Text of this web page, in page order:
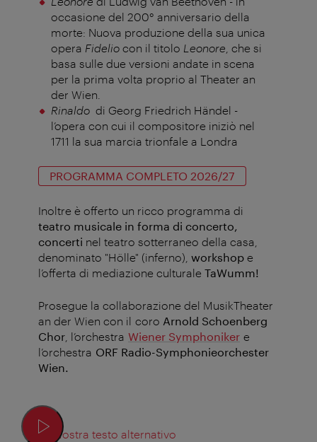
occasione del 200° anniversario della
morte: Nuova produzione della sua unica
opera Fideliocon il titolo Leonore , che si
basa sulle due versioni andate in scena
per la prima volta proprio al Theater an
der Wien.
Rinaldo di Georg Friedrich Händel -
l’opera con cui il compositore iniziò nel
1711 la sua marcia trionfale a Londra
PROGRAMMA COMPLETO 2026/27
Inoltre è offerto un ricco programma di
teatro musicale in forma di concerto,
concerti nel teatro sotterraneo della casa,
denominato "Hölle" (inferno), workshop e
l’offerta di mediazione culturale TaWumm!
Prosegue la collaborazione del MusikTheater
an der Wien con il coro Arnold Schoenberg
Chor , l’orchestra Wiener Symphoniker e
l’orchestra ORF Radio-Symphonieorchester
Wien.
Mostra testo alternativo